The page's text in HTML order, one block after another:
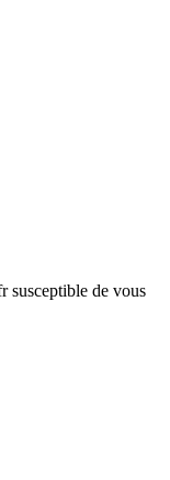
susceptible de vous